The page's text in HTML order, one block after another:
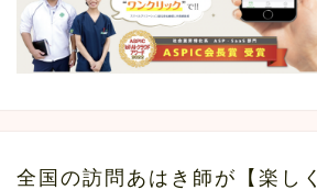
全国の訪問あはき師が【楽しく